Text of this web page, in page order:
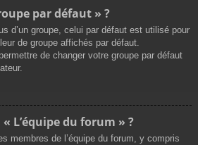
par défaut » ?
d’un groupe, celui par défaut est utilisé pour
de groupe affichés par défaut.
de changer votre groupe par défaut
L’équipe du forum » ?
membres de l’équipe du forum, y compris